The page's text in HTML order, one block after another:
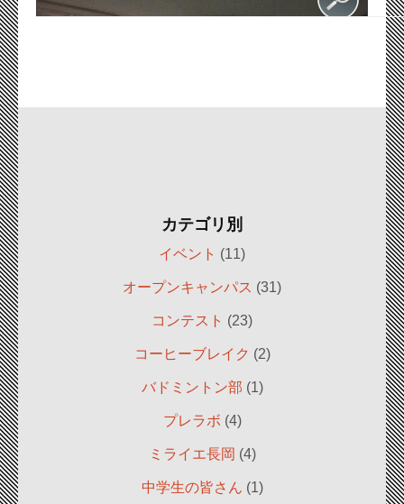
カテゴリ別
イベント (11)
オープンキャンパス (31)
コンテスト (23)
コーヒーブレイク (2)
バドミントン部 (1)
プレラボ (4)
ミライエ長岡 (4)
中学生の皆さん (1)